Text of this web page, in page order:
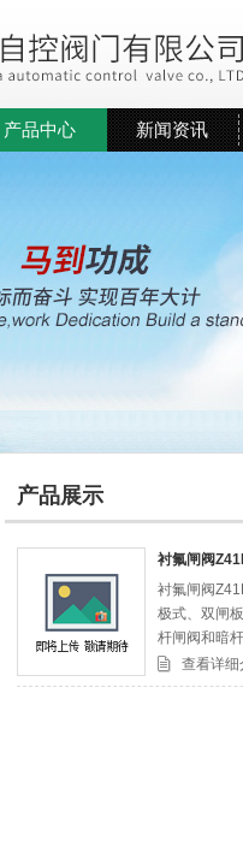
司
产品中心 新闻资讯
产品展示
衬氟闸阀
衬氟闸阀
极式、双闸
杆闸阀和暗
查看详细